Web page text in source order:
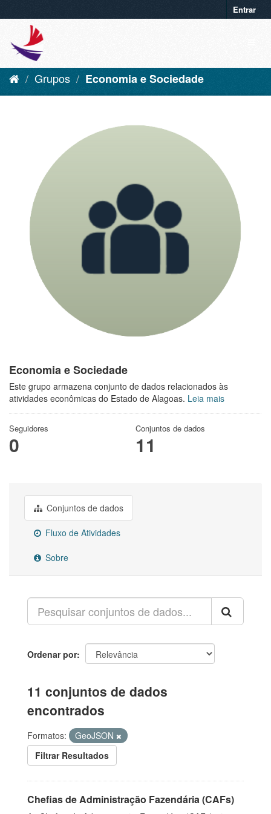
Entrar
Grupos Economia e Sociedade
Economia e Sociedade
Este grupo armazena conjunto de dados relacionados às
atividades econômicas do Estado de Alagoas. Leia mais
Seguidores
0
Conjuntos de dados
11
Conjuntos de dados
Fluxo de Atividades
Sobre
Ordenar por
11 conjuntos de dados
encontrados
Formatos:
GeoJSON
Filtrar Resultados
Chefias de Administração Fazendária (CAFs)